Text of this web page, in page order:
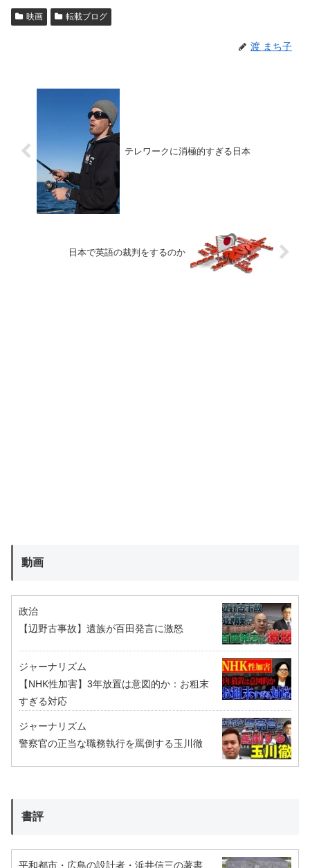
映画 転載ブログ
渡 まち子
テレワークに消極的すぎる日本
日本で英語の裁判をするのか
動画
政治
【辺野古事故】遺族が百田発言に激怒
ジャーナリズム
【NHK性加害】3年放置は意図的か：お粗末
すぎる対応
ジャーナリズム
警察官の正当な職務執行を罵倒する玉川徹
書評
平和都市・広島の設計者・浜井信三の著書